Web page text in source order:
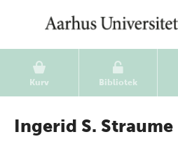
Kurv Bibliotek
Ingerid S. Straume